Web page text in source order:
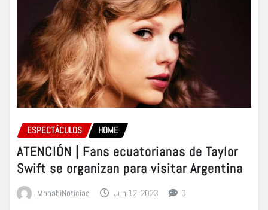
ESPECTÁCULOS HOME
ATENCIÓN | Fans ecuatorianas de Taylor
Swift se organizan para visitar Argentina
ManabiNoticias Jun 12, 2023 0